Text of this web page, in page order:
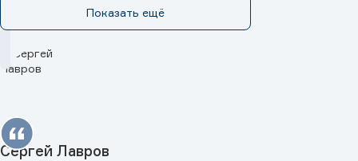
Показать ещё
Сергей Лавров